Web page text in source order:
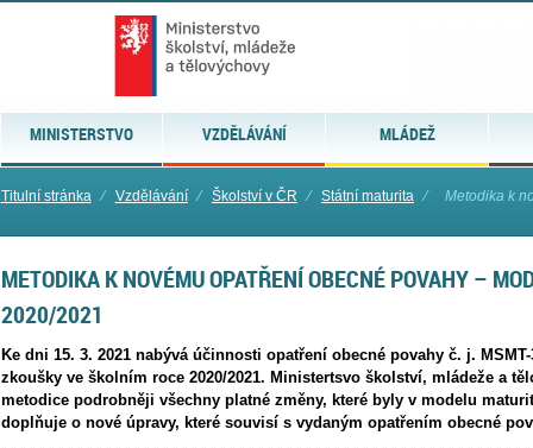
MINISTERSTVO VZDĚLÁVÁNÍ MLÁDEŽ
Titulní stránka ⁄ Vzdělávání ⁄ Školství v ČR ⁄ Státní maturita ⁄ Metodika k
METODIKA K NOVÉMU OPATŘENÍ OBECNÉ POVAHY –
2020/2021
Ke dni 15. 3. 2021 nabývá účinnosti opatření obecné povahy č. j.
zkoušky ve školním roce 2020/2021. Ministertsvo školství, mládeže a
metodice podrobněji všechny platné změny, které byly v modelu
doplňuje o nové úpravy, které souvisí s vydaným opatřením obecné